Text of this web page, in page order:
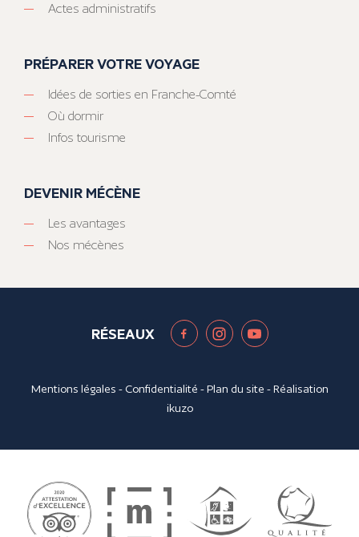
Actes administratifs
PRÉPARER VOTRE VOYAGE
Idées de sorties en Franche-Comté
Où dormir
Infos tourisme
DEVENIR MÉCÈNE
Les avantages
Nos mécènes
RÉSEAUX
Mentions légales - Confidentialité -Plan du site - Réalisation
ikuzo